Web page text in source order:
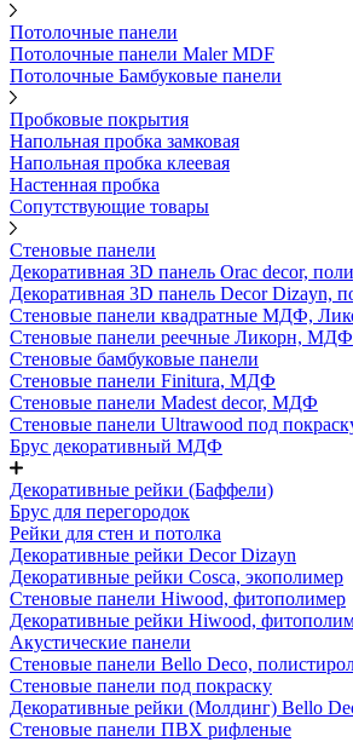
Потолочные панели
Потолочные панели Maler MDF
Потолочные Бамбуковые панели
Пробковые покрытия
Напольная пробка замковая
Напольная пробка клеевая
Настенная пробка
Сопутствующие товары
Стеновые панели
Декоративная 3D панель Orac decor,
Декоративная 3D панель Decor Dizayn,
Стеновые панели квадратные МДФ,
Стеновые панели реечные Ликорн, МДФ
Стеновые бамбуковые панели
Стеновые панели Finitura, МДФ
Стеновые панели Madest decor, МДФ
Стеновые панели Ultrawood под
Брус декоративный МДФ
Декоративные рейки (Баффели)
Брус для перегородок
Рейки для стен и потолка
Декоративные рейки Decor Dizayn
Декоративные рейки Cosca, экополимер
Стеновые панели Hiwood, фитополимер
Декоративные рейки Hiwood,
Акустические панели
Стеновые панели Bello Deco,
Стеновые панели под покраску
Декоративные рейки (Молдинг) Bello
Стеновые панели ПВХ рифленые